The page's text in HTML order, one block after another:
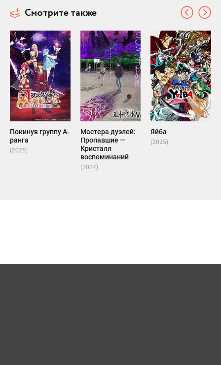
Смотрите также
Покинув группу А-
ранга
(2025)
Мастера дуэлей:
Пропавшие —
Кристалл
воспоминаний
(2024)
Яйба
(2025)